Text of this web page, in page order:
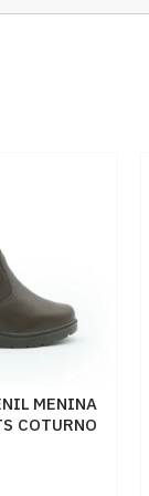
MENINA
COTURNO